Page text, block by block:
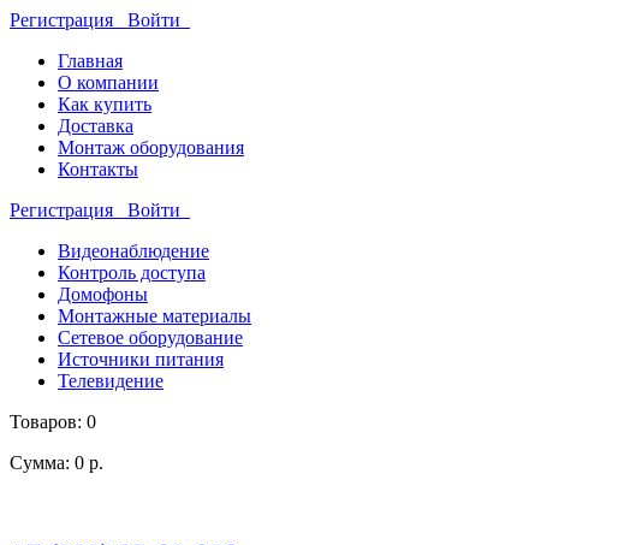
Регистрация Войти
Главная
О компании
Как купить
Доставка
Монтаж оборудования
Контакты
Регистрация Войти
Видеонаблюдение
Контроль доступа
Домофоны
Монтажные материалы
Сетевое оборудование
Источники питания
Телевидение
Товаров: 0
Сумма: 0 р.